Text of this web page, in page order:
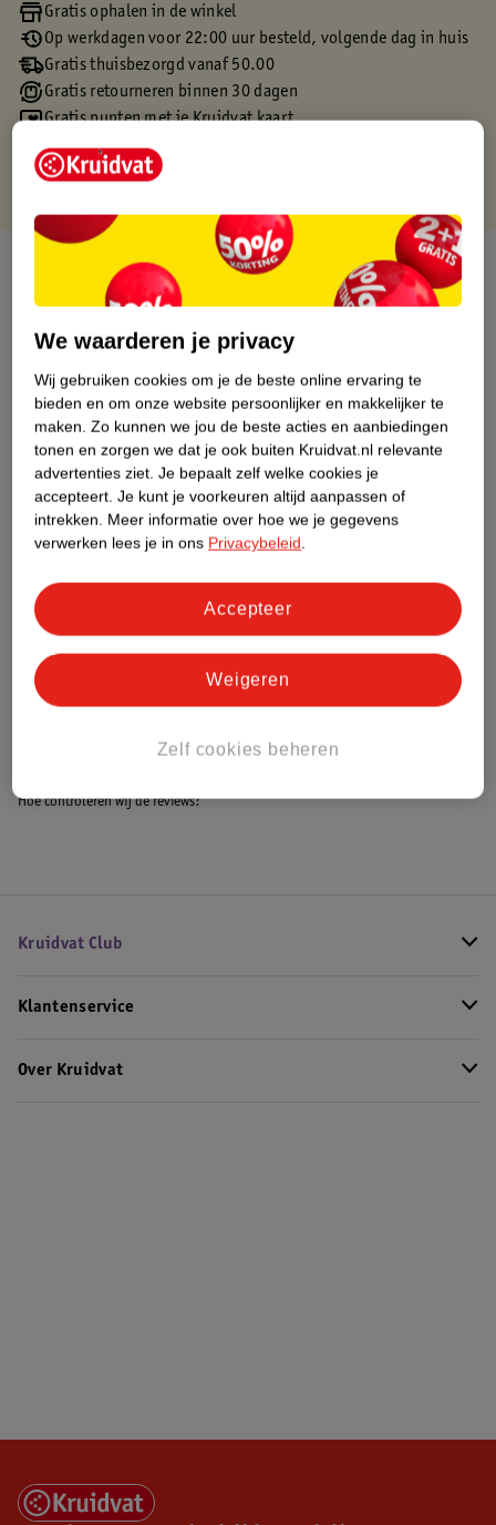
Gratis ophalen in de winkel
Op werkdagen voor 22:00 uur besteld, volgende dag in huis
Gratis thuisbezorgd vanaf 50.00
Gratis retourneren binnen 30 dagen
Gratis punten met je Kruidvat kaart
Over dit product
Etiketinformatie
Nature Impact Score
Dit product heeft (nog) geen Nature
Impact Score.
Meer informatie
Bestel & Bezorginformatie
Bekijk ook
Alle LEGO Films
Hoe controleren wij de reviews?
Kruidvat Club
Klantenservice
Over Kruidvat
We waarderen je privacy
Wij gebruiken cookies om je de beste online ervaring te
bieden en om onze website persoonlijker en makkelijker te
maken. Zo kunnen we jou de beste acties en aanbiedingen
tonen en zorgen we dat je ook buiten Kruidvat.nl relevante
advertenties ziet. Je bepaalt zelf welke cookies je
accepteert. Je kunt je voorkeuren altijd aanpassen of
intrekken. Meer informatie over hoe we je gegevens
verwerken lees je in ons Privacybeleid.
Zelf cookies beheren
Weigeren
Accepteer